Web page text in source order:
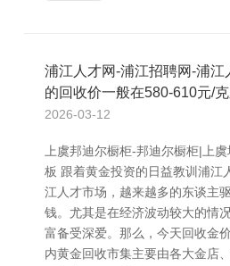
浦江人才网-浦江招聘网-浦
的回收价一般在580-610元/
2026-03-12
上虞邦迪尔橱柜-邦迪尔橱柜|上
板 跟着黄金投资的日益教训浦江
江人才市场，越来越多的东谈主
钱。尤其是在经济波动较大的情
富备受深爱。那么，今天回收金
内黄金回收市集主要由各大金店